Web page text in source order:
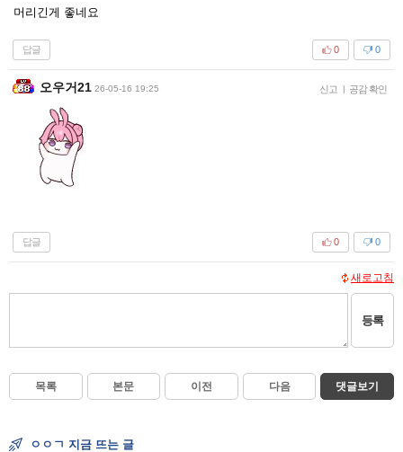
머리긴게 좋네요
답글 0
0
오우거21 26-05-16 19:25 신고 | 공감 확인
답글 0
0
새로고침
등록
목록 본문 이전 다음 댓글보기
ㅇㅇㄱ 지금 뜨는 글